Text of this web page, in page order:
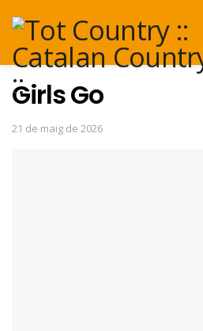
Girls Go
21 de maig de 2026